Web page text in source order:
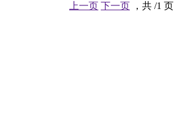
上一页 下一页 ，共 /1 页